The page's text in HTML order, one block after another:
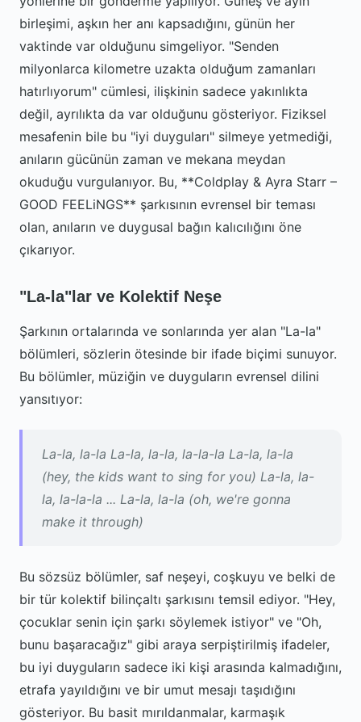
birleşimi, aşkın her anı kapsadığını, günün her
vaktinde var olduğunu simgeliyor. "Senden
milyonlarca kilometre uzakta olduğum zamanları
hatırlıyorum" cümlesi, ilişkinin sadece yakınlıkta
değil, ayrılıkta da var olduğunu gösteriyor. Fiziksel
mesafenin bile bu "iyi duyguları" silmeye yetmediği,
anıların gücünün zaman ve mekana meydan
okuduğu vurgulanıyor. Bu, **Coldplay & Ayra Starr –
GOOD FEELiNGS** şarkısının evrensel bir teması
olan, anıların ve duygusal bağın kalıcılığını öne
çıkarıyor.
"La-la"lar ve Kolektif Neşe
Şarkının ortalarında ve sonlarında yer alan "La-la"
bölümleri, sözlerin ötesinde bir ifade biçimi sunuyor.
Bu bölümler, müziğin ve duyguların evrensel dilini
yansıtıyor:
La-la, la-la La-la, la-la, la-la-la La-la, la-la
(hey, the kids want to sing for you) La-la, la-
la, la-la-la ... La-la, la-la (oh, we're gonna
make it through)
Bu sözsüz bölümler, saf neşeyi, coşkuyu ve belki de
bir tür kolektif bilinçaltı şarkısını temsil ediyor. "Hey,
çocuklar senin için şarkı söylemek istiyor" ve "Oh,
bunu başaracağız" gibi araya serpiştirilmiş ifadeler,
bu iyi duyguların sadece iki kişi arasında kalmadığını,
etrafa yayıldığını ve bir umut mesajı taşıdığını
gösteriyor. Bu basit mırıldanmalar, karmaşık